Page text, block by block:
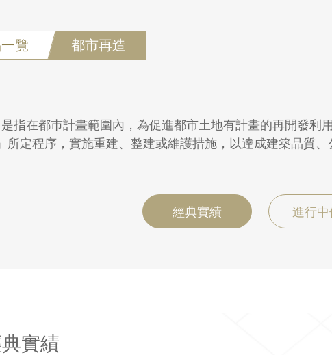
覽 都市再造
是指在都巿計畫範圍內，為促進都市土地有計畫的再開發
所定程序，實施重建、整建或維護措施，以達成建築品質、
經典實績 進行中
實績